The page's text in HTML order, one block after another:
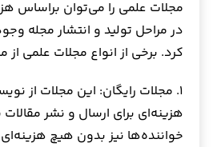
مجلات علمی را می‌توان براساس
در مراحل تولید و انتشار مجله
کرد. برخی از انواع مجلات علمی از
۱. مجلات رایگان: این مجلات از
هزینه‌ای برای ارسال و نشر
خواننده‌ها نیز بدون هیچ